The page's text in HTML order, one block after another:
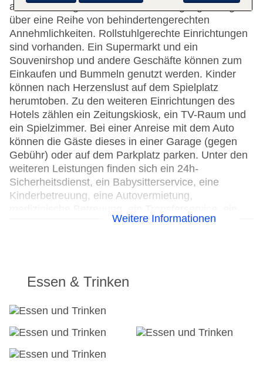
am Tourdesk geboten. Die Unterbringung verfügt
über eine Reihe von behindertengerechten
Annehmlichkeiten. Rollstuhlgerechte Einrichtungen
sind vorhanden. Ein Supermarkt und ein
Souvenirshop und andere Geschäfte können zum
Einkaufen und Bummeln genutzt werden. Kinder
können nach Herzenslust auf dem Spielplatz
herumtoben. Zu den weiteren Einrichtungen des
Hotels zählen ein Zeitungskiosk, ein TV-Raum und
ein Spielzimmer. Bei einer Anreise mit dem Auto
können die Gäste dieses in einer Garage (gegen
Gebühr) oder auf dem Parkplatz parken. Unter den
weiteren Leistungen finden sich ein 24h-
Sicherheitsdienst, ein Babysitterservice, eine
Kinderbetreuung, eine Autovermietung,
kostenpflichtiger Zimmerservice, ein
Ausrüstung. Kostenfrei steht Gästen die
Tageszeitung zur Verfügung. Im Geschäftsbereich
(Business-Center) sind Faxgerät und Projektor
vorhanden.
Parkplatz
Weitere Informationen
Essen & Trinken